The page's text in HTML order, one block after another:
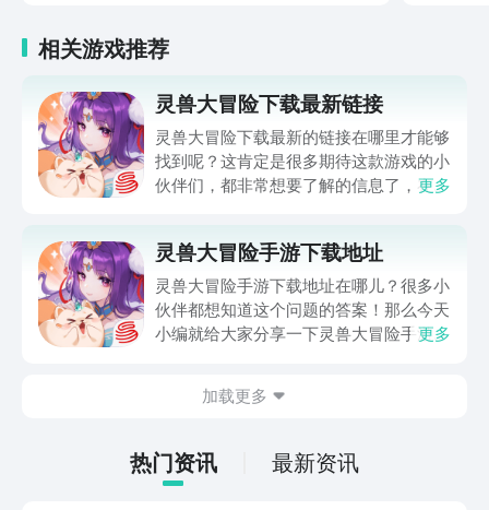
相关游戏推荐
灵兽大冒险下载最新链接
灵兽大冒险下载最新的链接在哪里才能够
找到呢？这肯定是很多期待这款游戏的小
伙伴们，都非常想要了解的信息了，在这
取更多资源，灵兽大冒险下载的链接本期
小编就分享给大家，希望这次内容可以帮
助到所有小伙伴~
更多
灵兽大冒险手游下载地址
灵兽大冒险手游下载地址在哪儿？很多小
伙伴都想知道这个问题的答案！那么今天
小编就给大家分享一下灵兽大冒险手游的
解这款游戏！话不多说，直接进入正题
更多
加载更多
热门资讯 最新资讯